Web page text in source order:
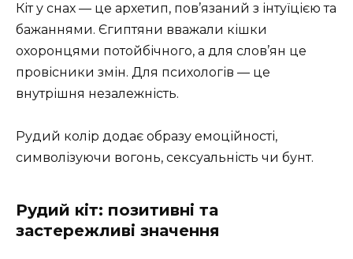
Кіт у снах — це архетип, пов’язаний з інтуїцією та
бажаннями. Єгиптяни вважали кішки
охоронцями потойбічного, а для слов’ян це
провісники змін. Для психологів — це
внутрішня незалежність.
Рудий колір додає образу емоційності,
символізуючи вогонь, сексуальність чи бунт.
Рудий кіт: позитивні та
застережливі значення